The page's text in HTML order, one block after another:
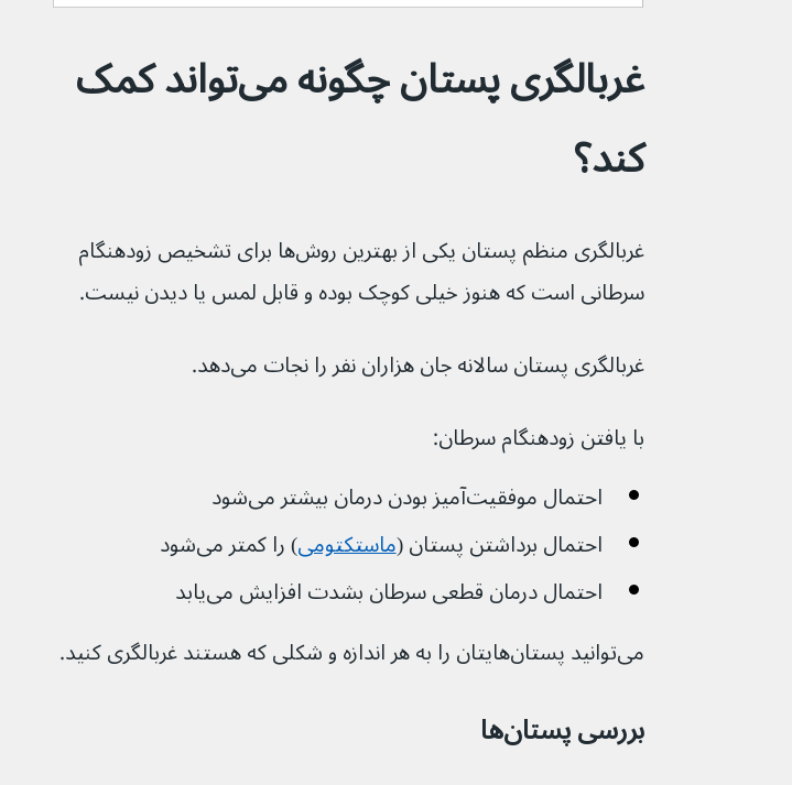
غربالگری پستان چگونه می‌تواند کمک
کند؟
غربالگری منظم پستان یکی از بهترین روش‌ها برای تشخیص زودهنگام
سرطانی است که هنوز خیلی کوچک بوده و قابل لمس یا دیدن نیست.
غربالگری پستان سالانه جان هزاران نفر را نجات می‌دهد.
با یافتن زودهنگام سرطان:
احتمال موفقیت‌آمیز بودن درمان بیشتر می‌شود
احتمال برداشتن پستان (ماستکتومی) را کمتر می‌شود
احتمال درمان قطعی سرطان بشدت افزایش می‌یابد
می‌توانید پستان‌هایتان را به هر اندازه و شکلی که هستند غربالگری کنید.
بررسی پستان‌ها